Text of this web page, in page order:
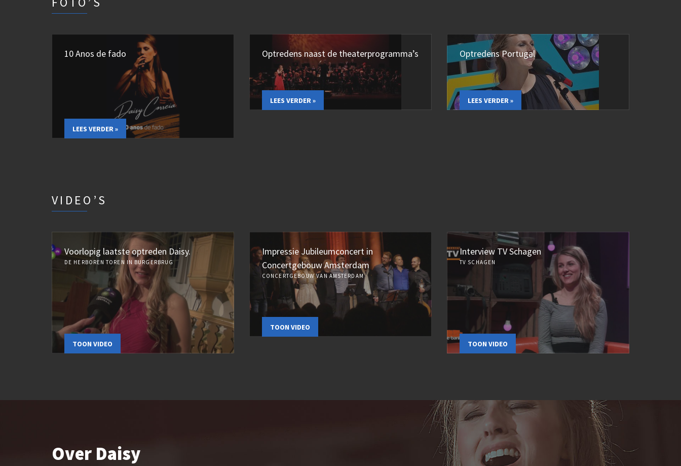
10 Anos de fado
LEES VERDER »
Optredens naast de theaterprogramma’s
LEES VERDER »
Optredens Portugal
LEES VERDER »
VIDEO’S
Voorlopig laatste optreden Daisy.
DE HERBOREN TOREN IN BURGERBRUG
TOON VIDEO
Impressie Jubileumconcert in
Concertgebouw Amsterdam
CONCERTGEBOUW VAN AMSTERDAM
TOON VIDEO
Interview TV Schagen
TV SCHAGEN
TOON VIDEO
Over Daisy